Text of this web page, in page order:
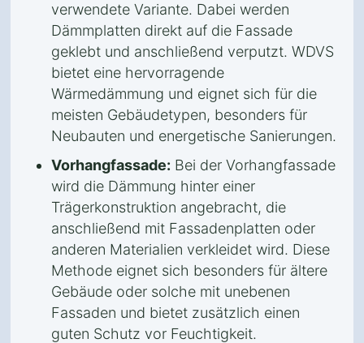
verwendete Variante. Dabei werden
Dämmplatten direkt auf die Fassade
geklebt und anschließend verputzt. WDVS
bietet eine hervorragende
Wärmedämmung und eignet sich für die
meisten Gebäudetypen, besonders für
Neubauten und energetische Sanierungen.
Vorhangfassade: Bei der Vorhangfassade
wird die Dämmung hinter einer
Trägerkonstruktion angebracht, die
anschließend mit Fassadenplatten oder
anderen Materialien verkleidet wird. Diese
Methode eignet sich besonders für ältere
Gebäude oder solche mit unebenen
Fassaden und bietet zusätzlich einen
guten Schutz vor Feuchtigkeit.